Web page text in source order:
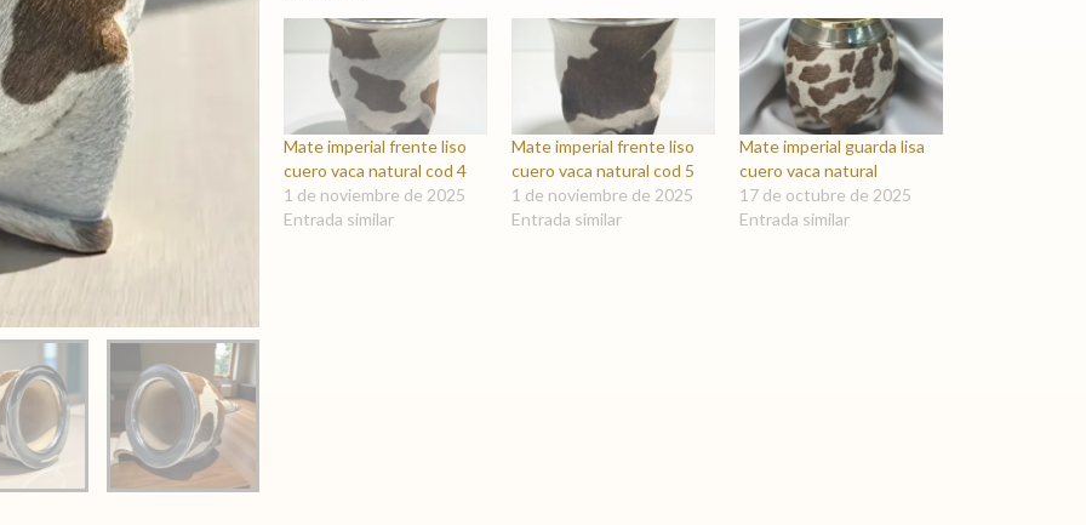
Mate imperial frente liso
cuero vaca natural cod 4
1 de noviembre de 2025
Entrada similar
Mate imperial frente liso
cuero vaca natural cod 5
1 de noviembre de 2025
Entrada similar
Mate imperial guarda lisa
cuero vaca natural
17 de octubre de 2025
Entrada similar